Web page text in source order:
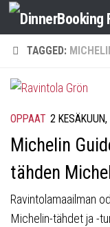
TAGGED:
OPPAAT 2
Michelin
tähden
Ravintolamaailman
Michelin-tähdet ja -